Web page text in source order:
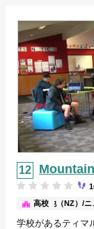
その他（NZ）/ニ
高校
学校があるティマ